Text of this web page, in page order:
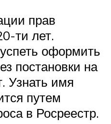
прав
ти лет.
оформить
постановки на
Узнать имя
путем
в Росреестр.